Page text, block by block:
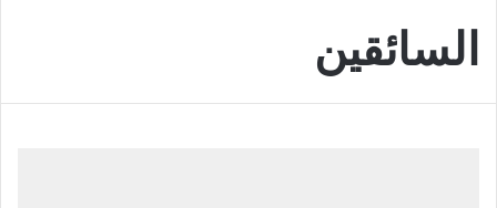
السائقين